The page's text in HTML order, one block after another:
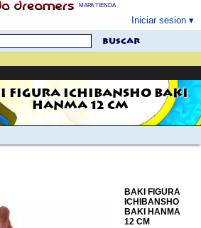
MAPA TIENDA
Iniciar sesion
buscar
FIGURA ICHIBANSHO BAKI
HANMA 12 CM
BAKI FIGURA
ICHIBANSHO
BAKI HANMA
12 CM